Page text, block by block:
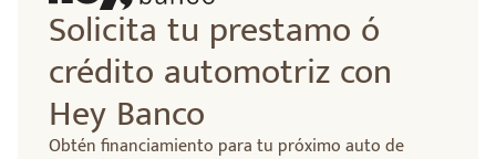
Solicita tu prestamo ó
crédito automotriz con
Hey Banco
Obtén financiamiento para tu próximo auto de